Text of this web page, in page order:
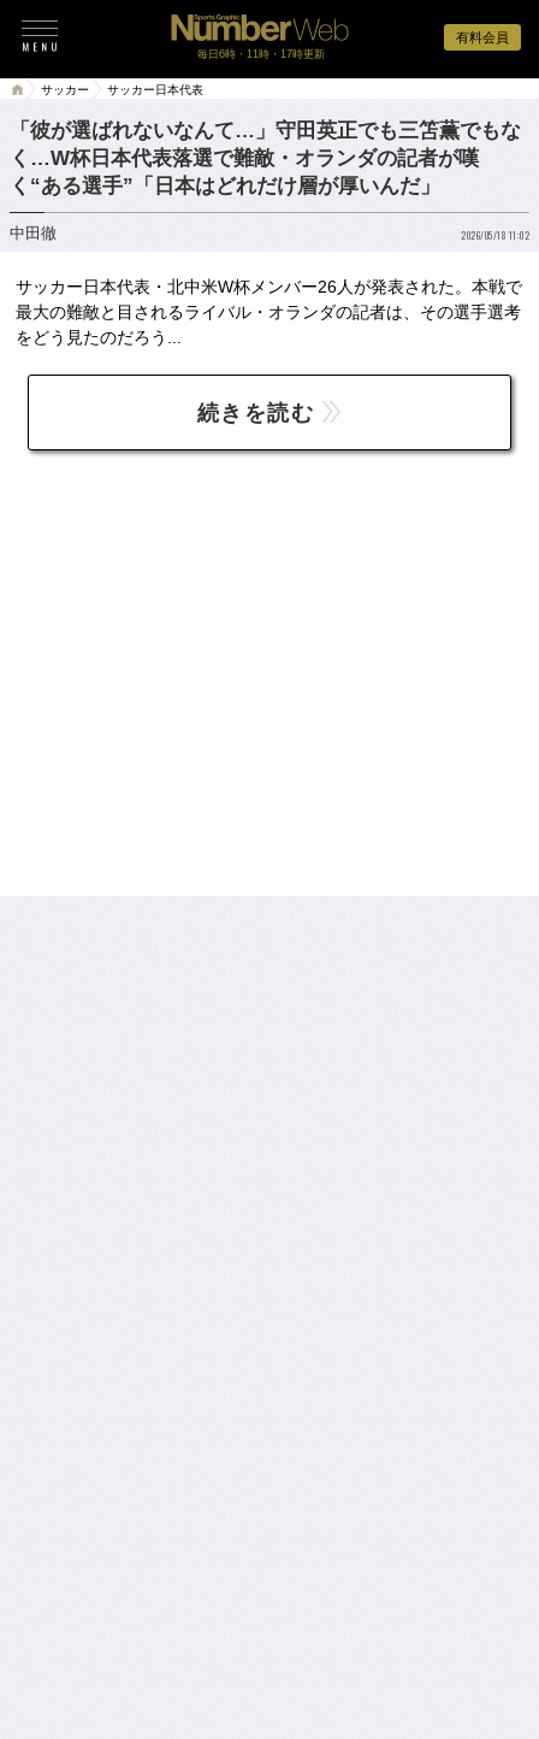
有料会員
毎日6時・11時・17時更新
サッカー サッカー日本代表
「彼が選ばれないなんて…」守田英正でも三笘薫でもな
く…W杯日本代表落選で難敵・オランダの記者が嘆
く“ある選手”「日本はどれだけ層が厚いんだ」
中田徹 2026/05/18 11:02
サッカー日本代表・北中米W杯メンバー26人が発表された。本戦で
最大の難敵と目されるライバル・オランダの記者は、その選手選考
をどう見たのだろう...
続きを読む